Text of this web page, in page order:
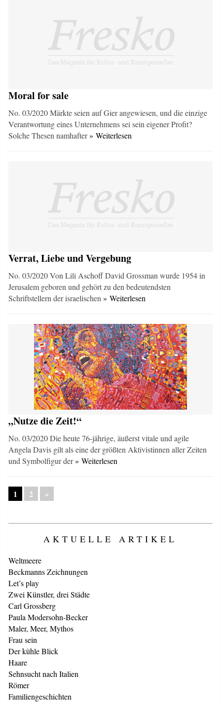
Moral for sale
No. 03/2020 Märkte seien auf Gier angewiesen, und die einzige
Verantwortung eines Unternehmens sei sein eigener Profit?
Solche Thesen namhafter» Weiterlesen
Verrat, Liebe und Vergebung
No. 03/2020 Von Lili Aschoff David Grossman wurde 1954 in
Jerusalem geboren und gehört zu den bedeutendsten
Schriftstellern der israelischen» Weiterlesen
„Nutze die Zeit!“
No. 03/2020 Die heute 76-jährige, äußerst vitale und agile
Angela Davis gilt als eine der größten Aktivistinnen aller Zeiten
und Symbolfigur der» Weiterlesen
1 2 »
AKTUELLE ARTIKEL
Weltmeere
Beckmanns Zeichnungen
Let’s play
Zwei Künstler, drei Städte
Carl Grossberg
Paula Modersohn-Becker
Maler, Meer, Mythos
Frau sein
Der kühle Blick
Haare
Sehnsucht nach Italien
Römer
Familiengeschichten